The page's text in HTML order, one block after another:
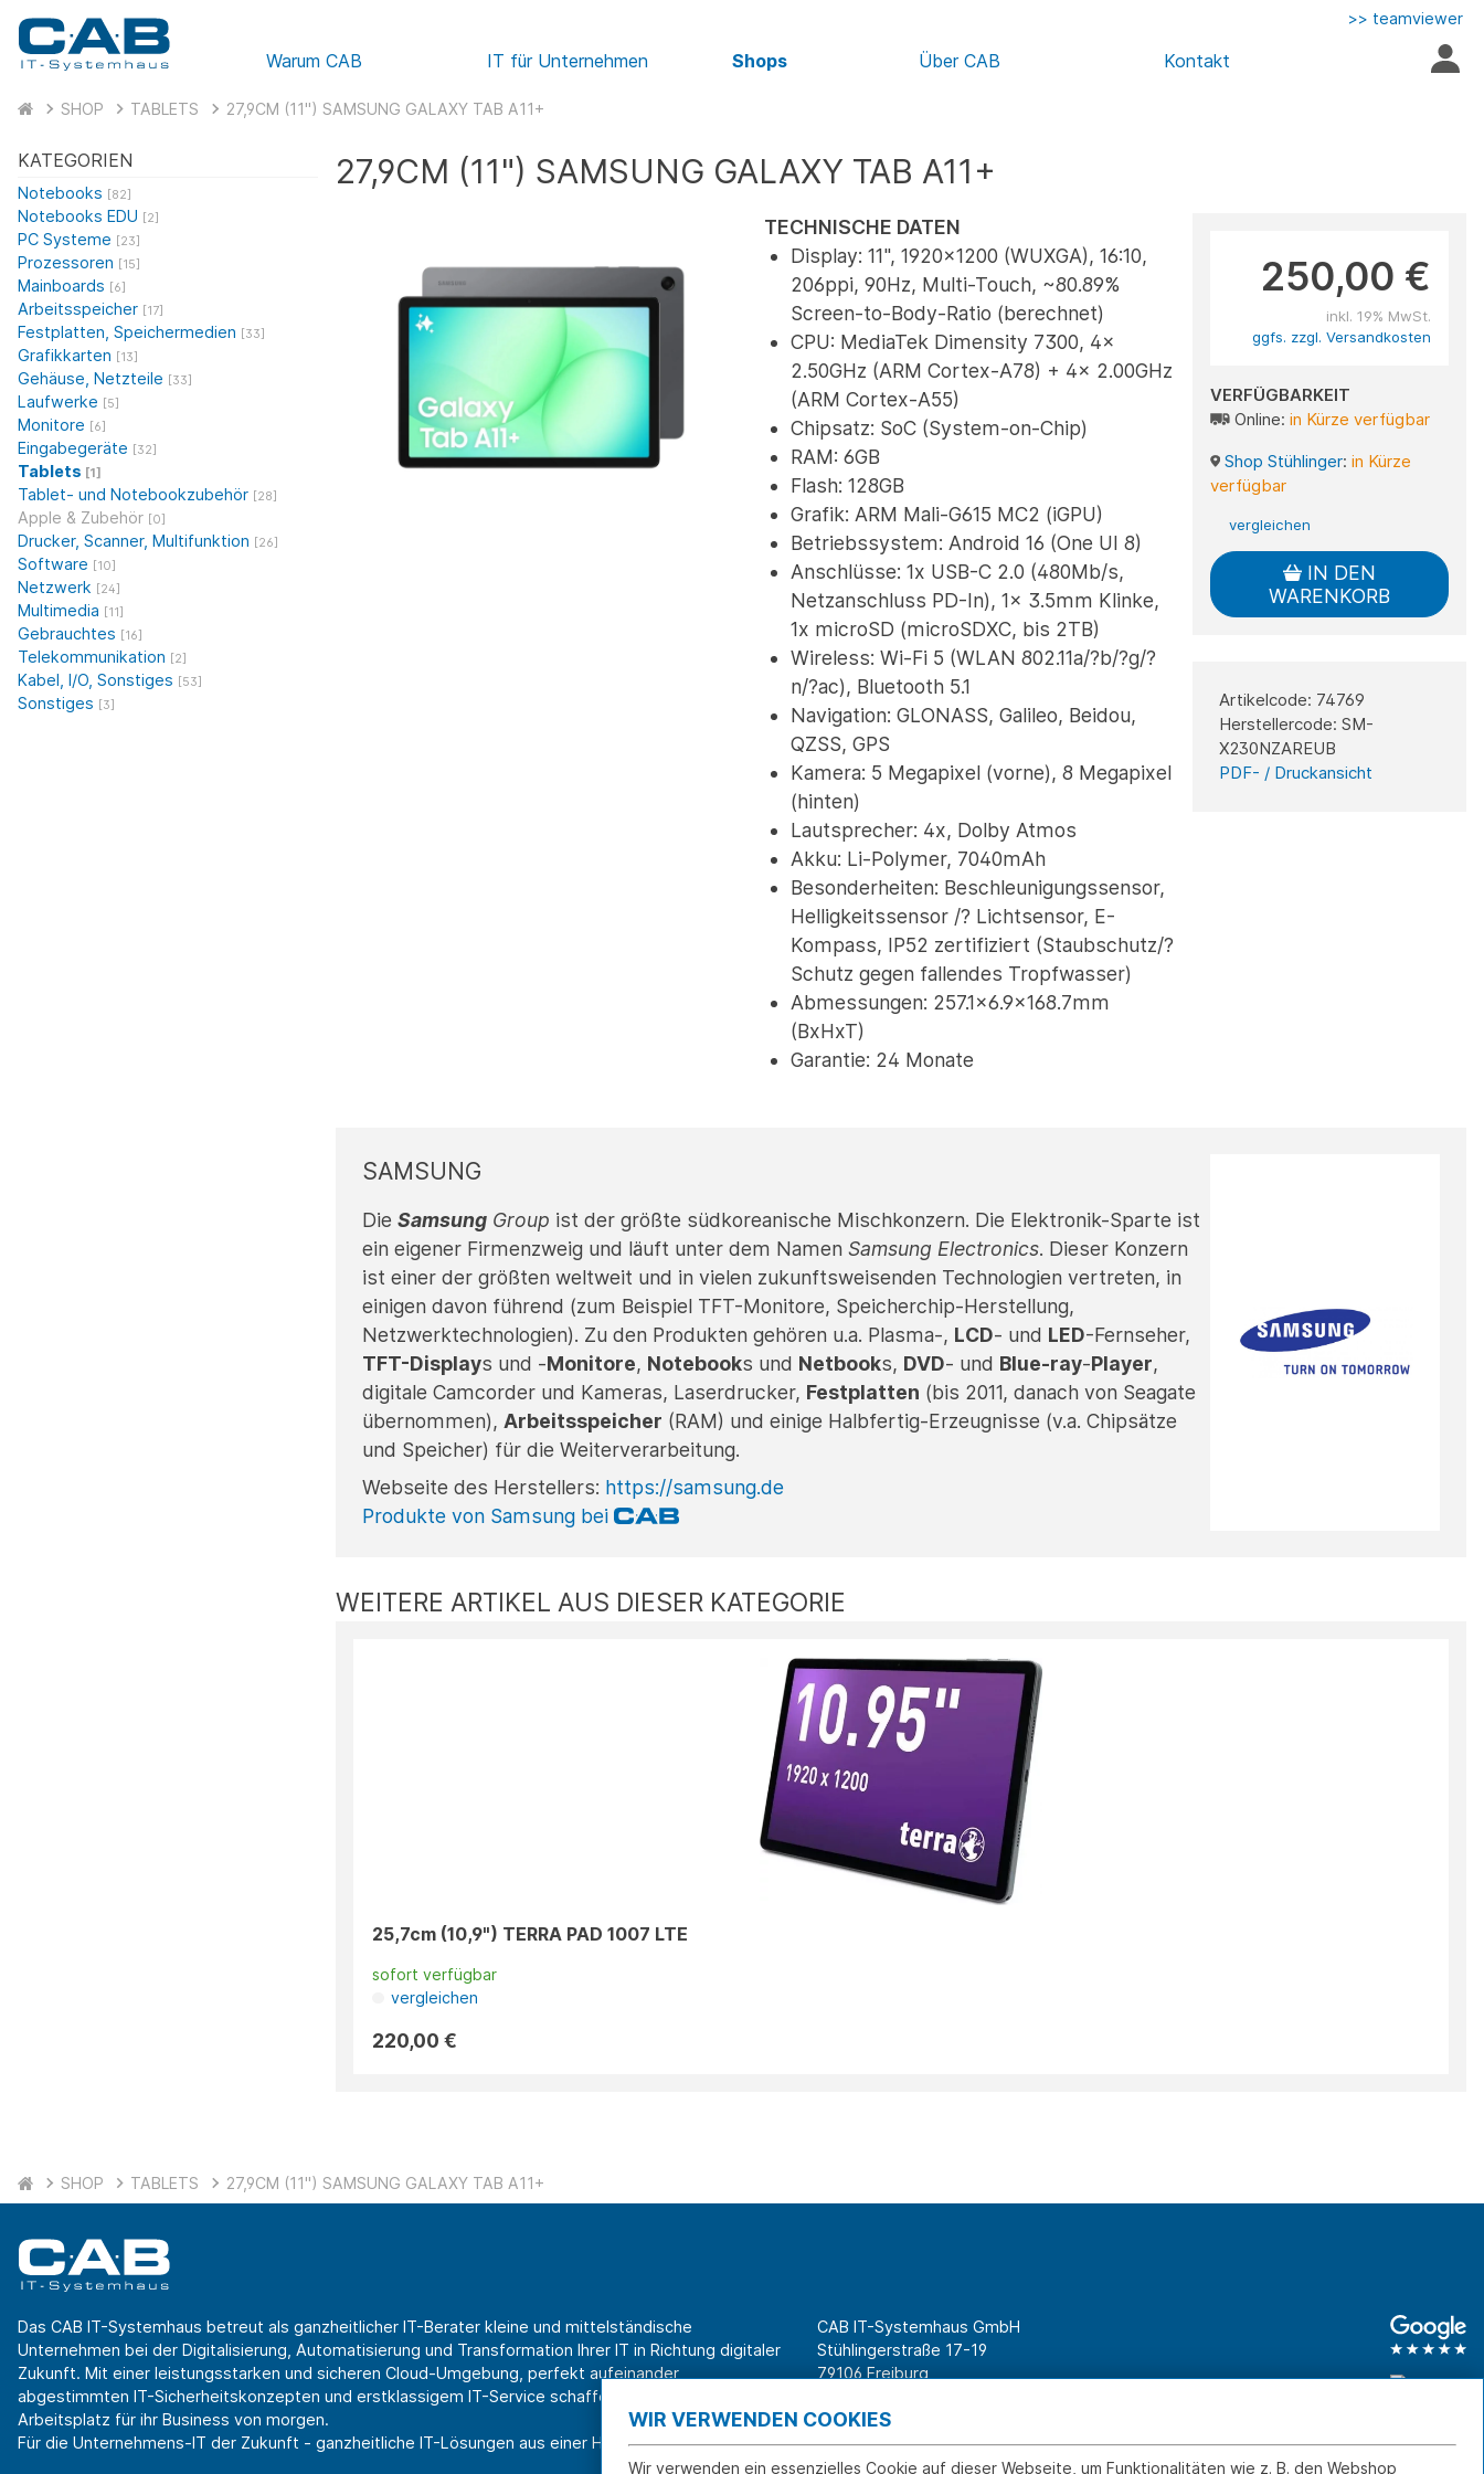
Warum CAB IT für Unternehmen Shops Über CAB Kontakt
>> teamviewer
SHOP TABLETS 27,9CM (11") SAMSUNG GALAXY TAB A11+
KATEGORIEN
Notebooks [82]
Notebooks EDU [2]
PC Systeme [23]
Prozessoren [15]
Mainboards [6]
Arbeitsspeicher [17]
Festplatten, Speichermedien [33]
Grafikkarten [13]
Gehäuse, Netzteile [33]
Laufwerke [5]
Monitore [6]
Eingabegeräte [32]
Tablets [1]
Tablet- und Notebookzubehör [28]
Apple & Zubehör [0]
Drucker, Scanner, Multifunktion [26]
Software [10]
Netzwerk [24]
Multimedia [11]
Gebrauchtes [16]
Telekommunikation [2]
Kabel, I/O, Sonstiges [53]
Sonstiges [3]
27,9CM (11") SAMSUNG GALAXY TAB A11+
TECHNISCHE DATEN
Display: 11", 1920x1200 (WUXGA), 16:10,
206ppi, 90Hz, Multi-Touch, ~80.89%
Screen-to-Body-Ratio (berechnet)
CPU: MediaTek Dimensity 7300, 4x
2.50GHz (ARM Cortex-A78) + 4x 2.00GHz
(ARM Cortex-A55)
Chipsatz: SoC (System-on-Chip)
RAM: 6GB
Flash: 128GB
Grafik: ARM Mali-G615 MC2 (iGPU)
Betriebssystem: Android 16 (One UI 8)
Anschlüsse: 1x USB-C 2.0 (480Mb/s,
Netzanschluss PD-In), 1x 3.5mm Klinke,
1x microSD (microSDXC, bis 2TB)
Wireless: Wi-Fi 5 (WLAN 802.11a/?b/?g/?
n/?ac), Bluetooth 5.1
Navigation: GLONASS, Galileo, Beidou,
QZSS, GPS
Kamera: 5 Megapixel (vorne), 8 Megapixel
(hinten)
Lautsprecher: 4x, Dolby Atmos
Akku: Li-Polymer, 7040mAh
Besonderheiten: Beschleunigungssensor,
Helligkeitssensor /? Lichtsensor, E-
Kompass, IP52 zertifiziert (Staubschutz/?
Schutz gegen fallendes Tropfwasser)
Abmessungen: 257.1x6.9x168.7mm
(BxHxT)
Garantie: 24 Monate
250,00 €
inkl. 19% MwSt.
ggfs. zzgl. Versandkosten
VERFÜGBARKEIT
Online:in Kürze verfügbar
Shop Stühlinger: in Kürze
verfügbar
vergleichen
IN DEN
WARENKORB
Artikelcode: 74769
Herstellercode: SM-
X230NZAREUB
PDF- / Druckansicht
SAMSUNG
Die Samsung Group ist der größte südkoreanische Mischkonzern. Die Elektronik-Sparte ist
ein eigener Firmenzweig und läuft unter dem Namen Samsung Electronics. Dieser Konzern
ist einer der größten weltweit und in vielen zukunftsweisenden Technologien vertreten, in
einigen davon führend (zum Beispiel TFT-Monitore, Speicherchip-Herstellung,
Netzwerktechnologien). Zu den Produkten gehören u.a. Plasma-, LCD- und LED-Fernseher,
TFT-Displays und -Monitore, Notebooks und Netbooks, DVD- und Blue-ray-Player,
digitale Camcorder und Kameras, Laserdrucker, Festplatten (bis 2011, danach von Seagate
übernommen), Arbeitsspeicher (RAM) und einige Halbfertig-Erzeugnisse (v.a. Chipsätze
und Speicher) für die Weiterverarbeitung.
Webseite des Herstellers: https://samsung.de
Produkte von Samsung bei
WEITERE ARTIKEL AUS DIESER KATEGORIE
25,7cm (10,9") TERRA PAD 1007 LTE
sofort verfügbar
vergleichen
220,00 €
SHOP TABLETS 27,9CM (11") SAMSUNG GALAXY TAB A11+
Das CAB IT-Systemhaus betreut als ganzheitlicher IT-Berater kleine und mittelständische
Unternehmen bei der Digitalisierung, Automatisierung und Transformation Ihrer IT in Richtung digitaler
Zukunft. Mit einer leistungsstarken und sicheren Cloud-Umgebung, perfekt aufeinander
abgestimmten IT-Sicherheitskonzepten und erstklassigem IT-Service schaffen wir Effizienz am
Arbeitsplatz für ihr Business von morgen.
Für die Unternehmens-IT der Zukunft - ganzheitliche IT-Lösungen aus einer Hand.
CAB IT-Systemhaus GmbH
Stühlingerstraße 17-19
79106 Freiburg
Tel. Shop für Privatkunden
Tel. Systemhaus für Geschäftskunden0761 45 64 66 46
WIR VERWENDEN COOKIES
Wir verwenden ein essenzielles Cookie auf dieser Webseite, um Funktionalitäten wie z. B. den Webshop